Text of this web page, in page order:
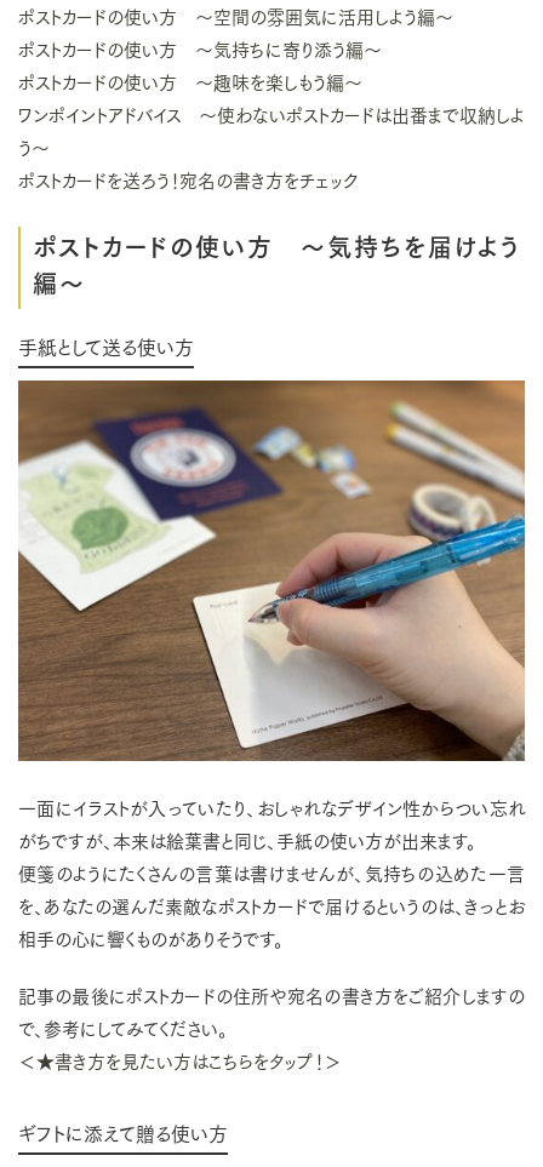
ポストカードの使い方 ～空間の雰囲気に活用しよう編～
ポストカードの使い方 ～気持ちに寄り添う編～
ポストカードの使い方 ～趣味を楽しもう編～
ワンポイントアドバイス ～使わないポストカードは出番まで収納しよ
う～
ポストカードを送ろう！宛名の書き方をチェック
ポストカードの使い方 ～気持ちを届けよう
編～
手紙として送る使い方
一面にイラストが入っていたり、おしゃれなデザイン性からつい忘れ
がちですが、本来は絵葉書と同じ、手紙の使い方が出来ます。
便箋のようにたくさんの言葉は書けませんが、気持ちの込めた一言
を、あなたの選んだ素敵なポストカードで届けるというのは、きっとお
相手の心に響くものがありそうです。
記事の最後にポストカードの住所や宛名の書き方をご紹介しますの
で、参考にしてみてください。
＜★書き方を見たい方はこちらをタップ！＞
ギフトに添えて贈る使い方